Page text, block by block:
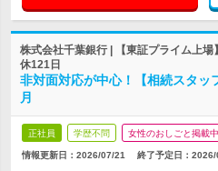
株式会社千葉銀行 | 【東証プライム上
休121日
非対面対応が中心！【相続スタ
月
正社員 学歴不問 女性のおしごと掲載中
情報更新日：2026/07/21 終了予定日： 2026/